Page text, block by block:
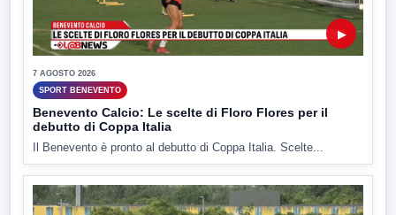
▶
7 AGOSTO 2026
SPORT BENEVENTO
Benevento Calcio: Le scelte di Floro Flores per il
debutto di Coppa Italia
Il Benevento è pronto al debutto di Coppa Italia. Scelte...